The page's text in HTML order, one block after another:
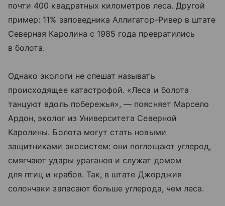
почти 400 квадратных километров леса. Другой
пример: 11% заповедника Аллигатор-Ривер в штате
Северная Каролина с 1985 года превратились
в болота.
Однако экологи не спешат называть
происходящее катастрофой. «Леса и болота
танцуют вдоль побережья», — поясняет Марсело
Ардон, эколог из Университета Северной
Каролины. Болота могут стать новыми
защитниками экосистем: они поглощают углерод,
смягчают удары ураганов и служат домом
для птиц и крабов. Так, в штате Джорджия
солончаки запасают больше углерода, чем леса.